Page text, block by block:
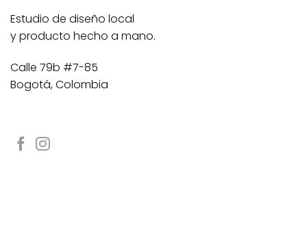
Estudio de diseño local
y producto hecho a mano.
Calle 79b #7-85
Bogotá, Colombia